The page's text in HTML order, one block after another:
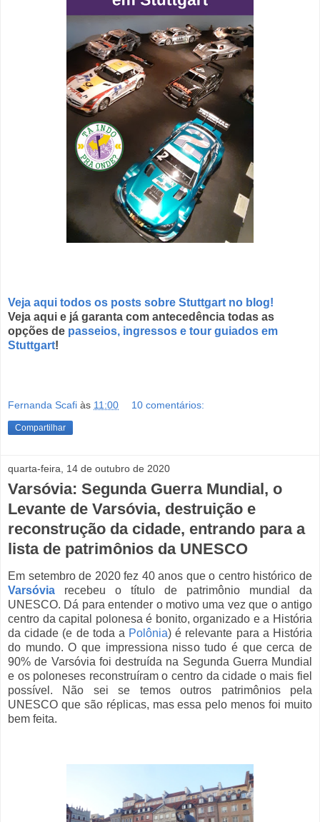
Veja aqui todos os posts sobre Stuttgart no blog!
Veja aqui e já garanta com antecedência todas as
opções de passeios, ingressos e tour guiados em
Stuttgart!
Fernanda Scafi às 11:00 10 comentários:
Compartilhar
quarta-feira, 14 de outubro de 2020
Varsóvia: Segunda Guerra Mundial, o
Levante de Varsóvia, destruição e
reconstrução da cidade, entrando para a
lista de patrimônios da UNESCO
Em setembro de 2020 fez 40 anos que o centro histórico de
Varsóvia recebeu o título de patrimônio mundial da
UNESCO. Dá para entender o motivo uma vez que o antigo
centro da capital polonesa é bonito, organizado e a História
da cidade (e de toda a Polônia) é relevante para a História
do mundo. O que impressiona nisso tudo é que cerca de
90% de Varsóvia foi destruída na Segunda Guerra Mundial
e os poloneses reconstruíram o centro da cidade o mais fiel
possível. Não sei se temos outros patrimônios pela
UNESCO que são réplicas, mas essa pelo menos foi muito
bem feita.